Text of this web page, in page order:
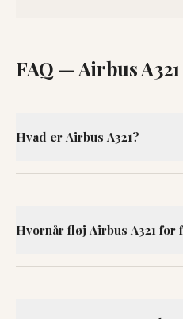
FAQ —Airbus A321
Hvad er Airbus A321?
Hvornår fløj Airbus A321 for